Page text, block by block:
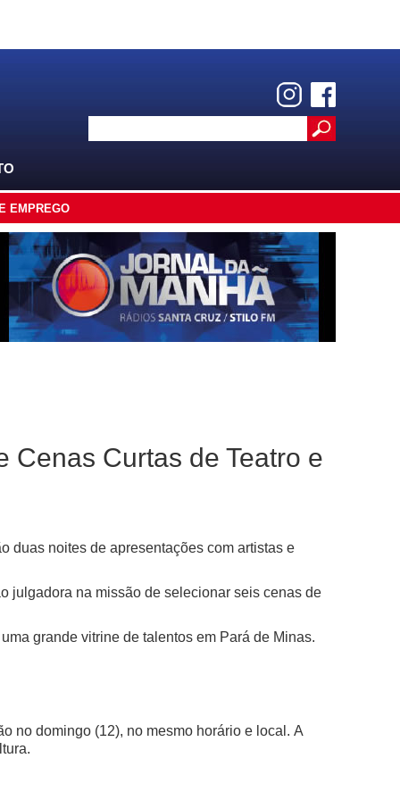
EMPREGO
Cenas Curtas de Teatro e
duas noites de apresentações com artistas e
julgadora na missão de selecionar seis cenas de
grande vitrine de talentos em Pará de Minas.
no domingo (12), no mesmo horário e local. A